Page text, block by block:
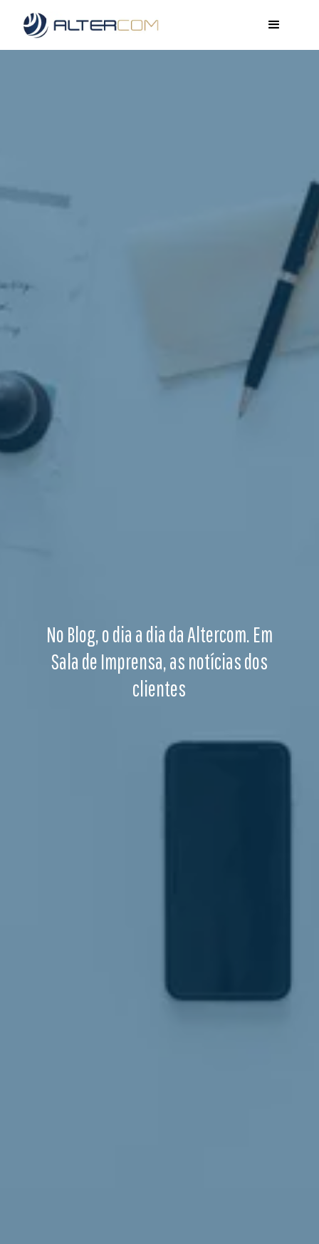
No Blog, o dia a dia da Altercom. Em
Sala de Imprensa, as notícias dos
clientes